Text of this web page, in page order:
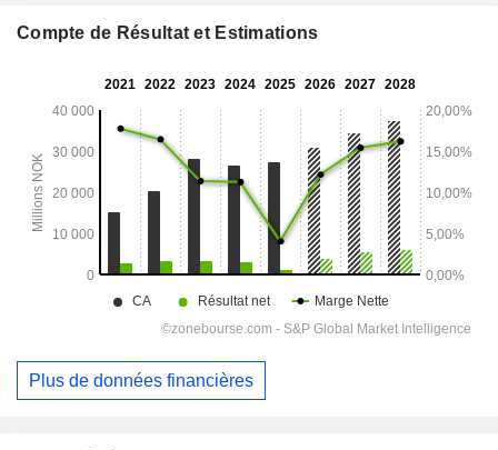
Compte de Résultat et Estimations
Plus de données financières